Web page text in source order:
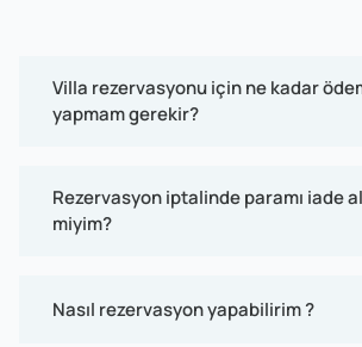
Villa rezervasyonu için ne kadar
yapmam gerekir?
Rezervasyon iptalinde paramı iade
miyim?
Nasıl rezervasyon yapabilirim ?